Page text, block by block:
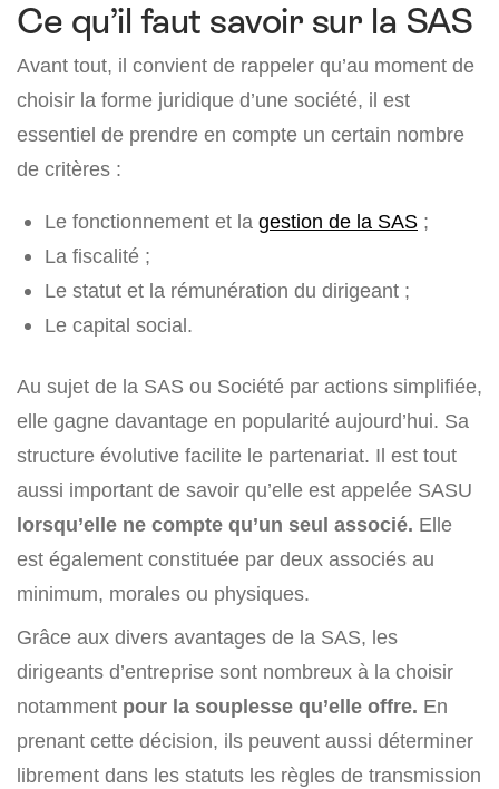
Ce qu’il faut savoir sur la SAS
Avant tout, il convient de rappeler qu’au moment de
choisir la forme juridique d’une société, il est
essentiel de prendre en compte un certain nombre
de critères :
Le fonctionnement et la gestion de la SAS ;
La fiscalité ;
Le statut et la rémunération du dirigeant ;
Le capital social.
Au sujet de la SAS ou Société par actions simplifiée,
elle gagne davantage en popularité aujourd’hui. Sa
structure évolutive facilite le partenariat. Il est tout
aussi important de savoir qu’elle est appelée SASU
lorsqu’elle ne compte qu’un seul associé. Elle
est également constituée par deux associés au
minimum, morales ou physiques.
Grâce aux divers avantages de la SAS, les
dirigeants d’entreprise sont nombreux à la choisir
notamment pour la souplesse qu’elle offre. En
prenant cette décision, ils peuvent aussi déterminer
librement dans les statuts les règles de transmission